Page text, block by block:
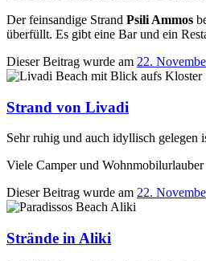
Der feinsandige Strand Psili Ammos
überfüllt. Es gibt eine Bar und ein
Dieser Beitrag wurde am 22.
Strand von Livadi
Sehr ruhig und auch idyllisch gelegen
Viele Camper und
Dieser Beitrag wurde am 22.
Strände in Aliki